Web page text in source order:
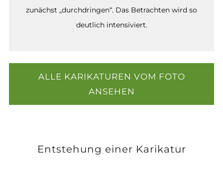
zunächst „durchdringen“. Das Betrachten wird so
deutlich intensiviert.
ALLE KARIKATUREN VOM FOTO
ANSEHEN
Entstehung einer Karikatur